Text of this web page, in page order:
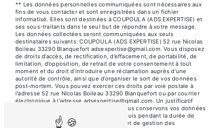
** Les données personnelles communiquées sont nécessaires aux
fins de vous contacter et sont enregistrées dans un fichier
informatisé. Elles sont destinées à COUPOULA (ADS EXPERTISE) et
ses sous-traitants dans le seul but de répondre à votre message.
Les données collectées seront communiquées aux seuls
destinataires suivants: COUPOULA (ADS EXPERTISE) 52 rue Nicolas
Boileau 33290 Blanquefort adsexpertise@gmail.com. Vous disposez
de droits d’accès, de rectification, d’effacement, de portabilité, de
limitation, d’opposition, de retrait de votre consentement à tout
moment et du droit d’introduire une réclamation auprès d’une
autorité de contrôle, ainsi que d’organiser le sort de vos données
post-mortem. Vous pouvez exercer ces droits par voie postale à
l'adresse 52 rue Nicolas Boileau 33290 Blanquefort ou par courrier
électronique à l'adresse adsexpertise@gmail.com. Un justificatif
d'identité pourra vous être demandé. Nous conservons vos données
pendant la période de prise de contact puis pendant la durée de
prescription légale aux fins probatoires et de gestion des